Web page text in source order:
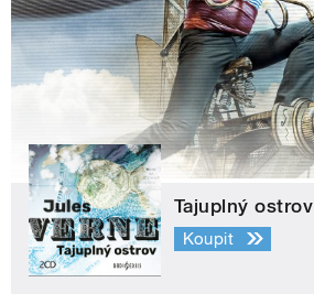
Tajuplný ostrov
Koupit